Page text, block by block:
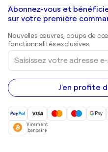
Mr. Brainwash
Shepard Fairey
Peintures de paysage
Estampes
Peintures acryliques
Galeries d'art en France
Galeries d'art en Belgique
Abonnez-vous et
sur votre première
Nouvelles œuvres, coups de
fonctionnalités exclusives.
Saisissez
votre
adresse
e-
mail
J'en profite
Virement
bancaire